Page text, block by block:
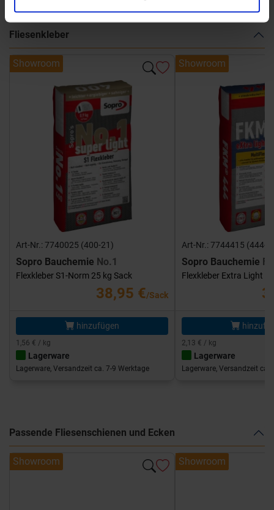
Fliesenkleber
Showroom
Art-Nr.: 7740025 (400-21)
Sopro Bauchemie No.1
Flexkleber S1-Norm 25 kg Sack
38,95 €/Sack
hinzufügen
1,56 € / kg
Lagerware
Lagerware, Versandzeit ca. 7-9 Werktage
Showroom
Art-Nr.: 7744415 (444-
Sopro Bauchemie
Flexkleber Extra Light
2,13 € / kg
Lagerware
Lagerware, Versandzeit ca.
Passende Fliesenschienen und Ecken
Showroom Showroom